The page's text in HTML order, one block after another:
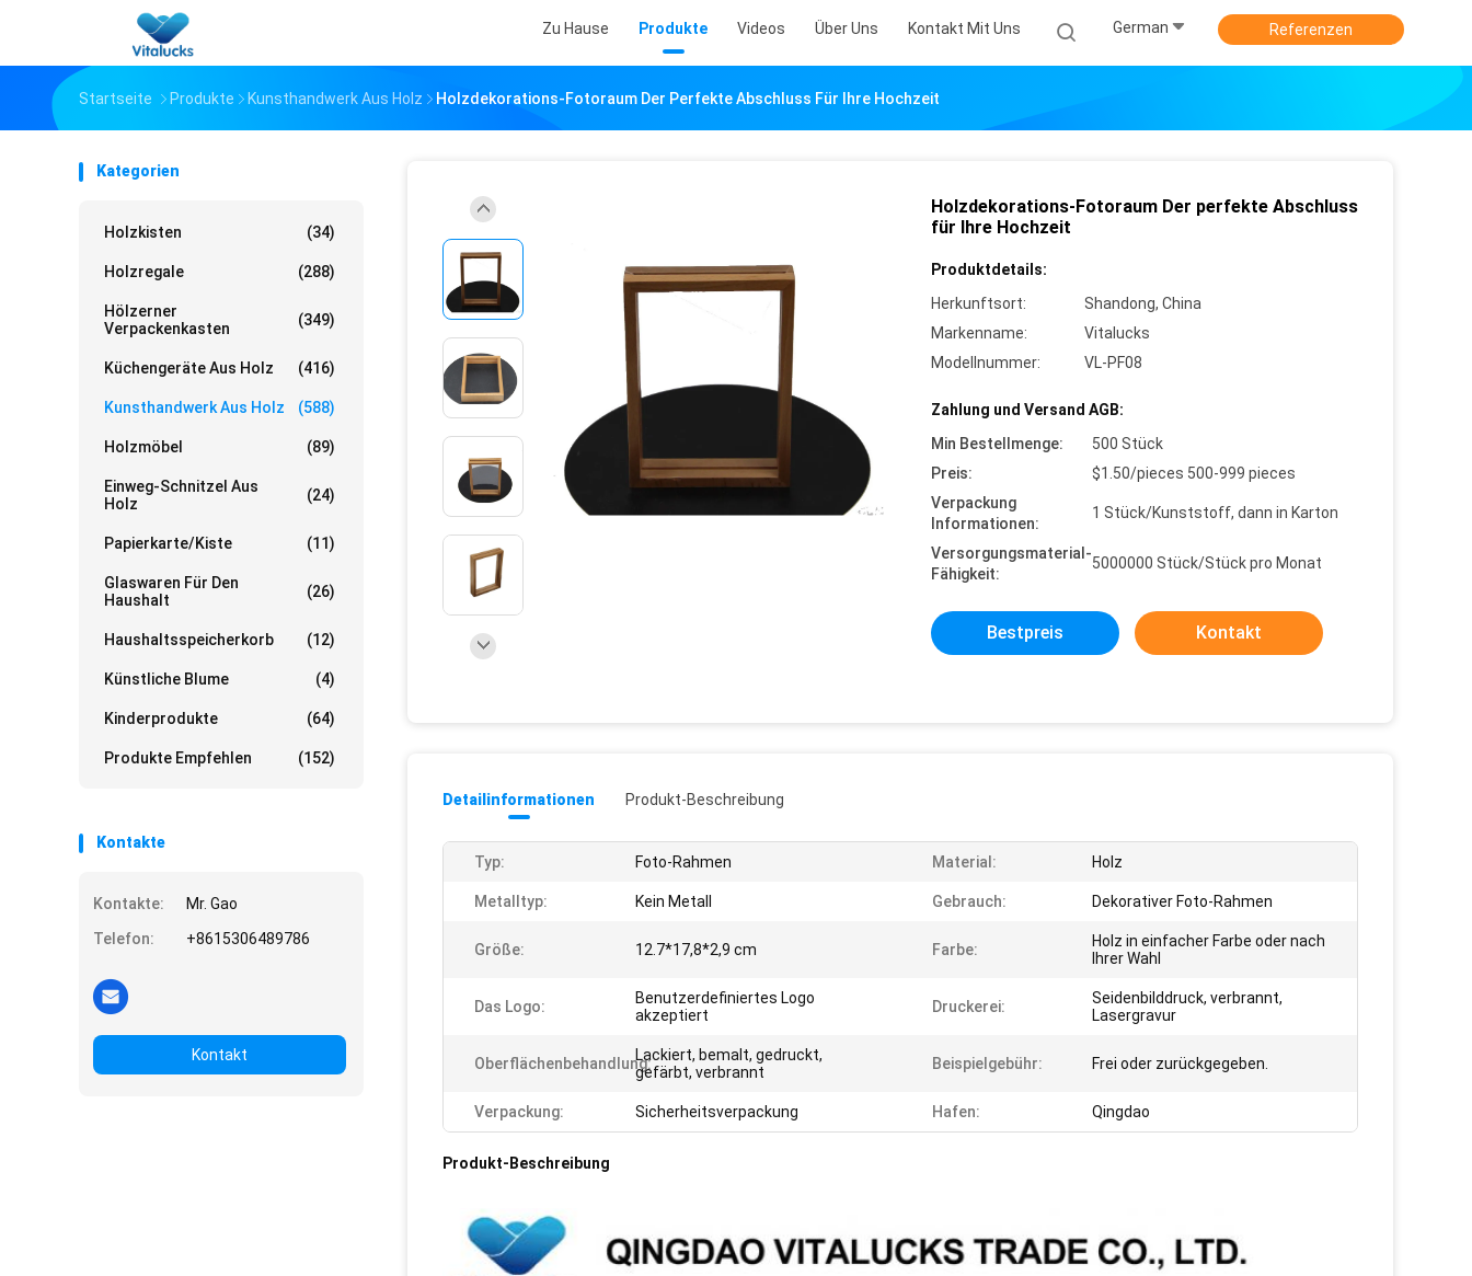
Zu Hause Produkte Videos Über Uns Kontakt Mit Uns German Referenzen
Startseite Produkte Kunsthandwerk Aus Holz Holzdekorations-Fotoraum Der Perfekte Abschluss Für Ihre Hochzeit
Kategorien
Holzkisten (34)
Holzregale (288)
Hölzerner
Verpackenkasten
(349)
Küchengeräte Aus Holz (416)
Kunsthandwerk Aus Holz (588)
Holzmöbel (89)
Einweg-Schnitzel Aus
Holz
(24)
Papierkarte/Kiste (11)
Glaswaren Für Den
Haushalt
(26)
Haushaltsspeicherkorb (12)
Künstliche Blume (4)
Kinderprodukte (64)
Produkte Empfehlen (152)
Kontakte
Kontakte:
Mr. Gao
Telefon:
+8615306489786
Kontakt
Holzdekorations-Fotoraum Der perfekte Abschluss
für Ihre Hochzeit
Produktdetails:
Herkunftsort:
Shandong, China
Markenname:
Vitalucks
Modellnummer:
VL-PF08
Zahlung und Versand AGB:
Min Bestellmenge:
500 Stück
Preis:
$1.50/pieces 500-999 pieces
Verpackung
Informationen:
1 Stück/Kunststoff, dann in Karton
Versorgungsmaterial-
Fähigkeit:
5000000 Stück/Stück pro Monat
Bestpreis Kontakt
Detailinformationen Produkt-Beschreibung
Typ: Foto-Rahmen Material: Holz
Metalltyp: Kein Metall Gebrauch: Dekorativer Foto-Rahmen
Größe: 12.7*17,8*2,9 cm Farbe:
Holz in einfacher Farbe oder nach
Ihrer Wahl
Das Logo:
Benutzerdefiniertes Logo
akzeptiert
Druckerei:
Seidenbilddruck, verbrannt,
Lasergravur
Oberflächenbehandlung:Lackiert, bemalt, gedruckt,
gefärbt, verbrannt
Beispielgebühr: Frei oder zurückgegeben.
Verpackung: Sicherheitsverpackung Hafen: Qingdao
Produkt-Beschreibung